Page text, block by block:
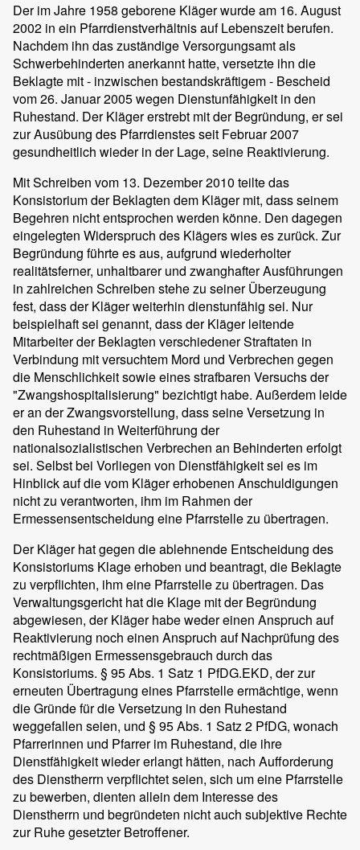
Der im Jahre 1958 geborene Kläger wurde am 16. August
2002 in ein Pfarrdienstverhältnis auf Lebenszeit berufen.
Nachdem ihn das zuständige Versorgungsamt als
Schwerbehinderten anerkannt hatte, versetzte ihn die
Beklagte mit - inzwischen bestandskräftigem - Bescheid
vom 26. Januar 2005 wegen Dienstunfähigkeit in den
Ruhestand. Der Kläger erstrebt mit der Begründung, er sei
zur Ausübung des Pfarrdienstes seit Februar 2007
gesundheitlich wieder in der Lage, seine Reaktivierung.
Mit Schreiben vom 13. Dezember 2010 teilte das
Konsistorium der Beklagten dem Kläger mit, dass seinem
Begehren nicht entsprochen werden könne. Den dagegen
eingelegten Widerspruch des Klägers wies es zurück. Zur
Begründung führte es aus, aufgrund wiederholter
realitätsferner, unhaltbarer und zwanghafter Ausführungen
in zahlreichen Schreiben stehe zu seiner Überzeugung
fest, dass der Kläger weiterhin dienstunfähig sei. Nur
beispielhaft sei genannt, dass der Kläger leitende
Mitarbeiter der Beklagten verschiedener Straftaten in
Verbindung mit versuchtem Mord und Verbrechen gegen
die Menschlichkeit sowie eines strafbaren Versuchs der
"Zwangshospitalisierung" bezichtigt habe. Außerdem leide
er an der Zwangsvorstellung, dass seine Versetzung in
den Ruhestand in Weiterführung der
nationalsozialistischen Verbrechen an Behinderten erfolgt
sei. Selbst bei Vorliegen von Dienstfähigkeit sei es im
Hinblick auf die vom Kläger erhobenen Anschuldigungen
nicht zu verantworten, ihm im Rahmen der
Ermessensentscheidung eine Pfarrstelle zu übertragen.
Der Kläger hat gegen die ablehnende Entscheidung des
Konsistoriums Klage erhoben und beantragt, die Beklagte
zu verpflichten, ihm eine Pfarrstelle zu übertragen. Das
Verwaltungsgericht hat die Klage mit der Begründung
abgewiesen, der Kläger habe weder einen Anspruch auf
Reaktivierung noch einen Anspruch auf Nachprüfung des
rechtmäßigen Ermessensgebrauch durch das
Konsistoriums. § 95 Abs. 1 Satz 1 PfDG.EKD, der zur
erneuten Übertragung eines Pfarrstelle ermächtige, wenn
die Gründe für die Versetzung in den Ruhestand
weggefallen seien, und § 95 Abs. 1 Satz 2 PfDG, wonach
Pfarrerinnen und Pfarrer im Ruhestand, die ihre
Dienstfähigkeit wieder erlangt hätten, nach Aufforderung
des Dienstherrn verpflichtet seien, sich um eine Pfarrstelle
zu bewerben, dienten allein dem Interesse des
Dienstherrn und begründeten nicht auch subjektive Rechte
zur Ruhe gesetzter Betroffener.